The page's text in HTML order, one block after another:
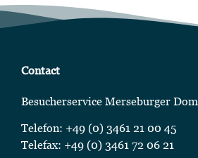
Contact
Besucherservice Merseburger Dom
Telefon: +49 (0) 3461 21 00 45
Telefax: +49 (0) 3461 72 06 21